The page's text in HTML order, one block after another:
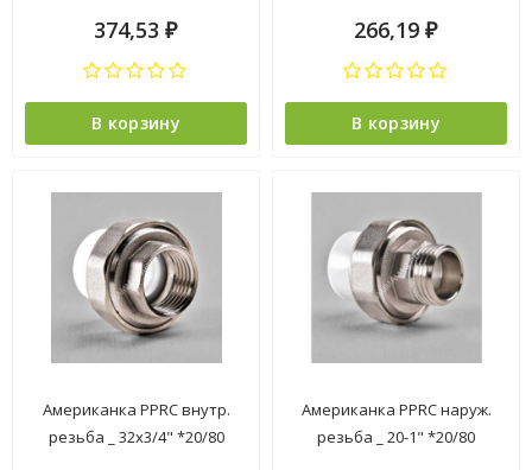
374,53 ₽
В корзину
266,19 ₽
В корзину
Американка PPRC внутр.
резьба _ 32х3/4" *20/80
Американка PPRC наруж.
резьба _ 20-1" *20/80